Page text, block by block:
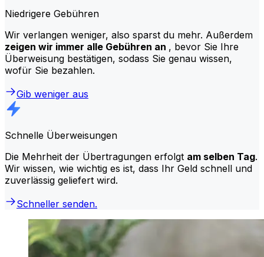
Niedrigere Gebühren
Wir verlangen weniger, also sparst du mehr. Außerdem
zeigen wir immer alle Gebühren an , bevor Sie Ihre
Überweisung bestätigen, sodass Sie genau wissen,
wofür Sie bezahlen.
Gib weniger aus
Schnelle Überweisungen
Die Mehrheit der Übertragungen erfolgt am selben Tag.
Wir wissen, wie wichtig es ist, dass Ihr Geld schnell und
zuverlässig geliefert wird.
Schneller senden.